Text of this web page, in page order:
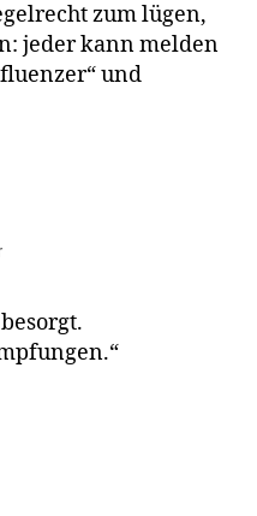
zum lügen,
jeder kann melden
und